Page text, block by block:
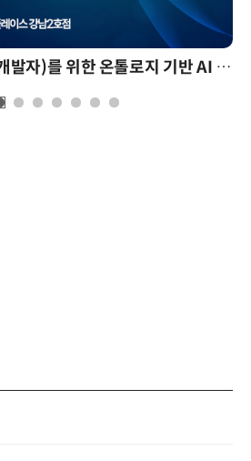
모든 업무 담당자(비개발자)를 위한 온톨로지 기반 AI 지식체계 설계 1-day 워크숍